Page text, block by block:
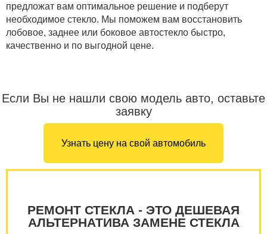
предложат вам оптимальное решение и подберут
необходимое стекло. Мы поможем вам восстановить
лобовое, заднее или боковое автостекло быстро,
качественно и по выгодной цене.
Если Вы не нашли свою модель авто, оставьте
заявку
Узнать цену на свой автомобиль
РЕМОНТ СТЕКЛА - ЭТО ДЕШЕВАЯ
АЛЬТЕРНАТИВА ЗАМЕНЕ СТЕКЛА